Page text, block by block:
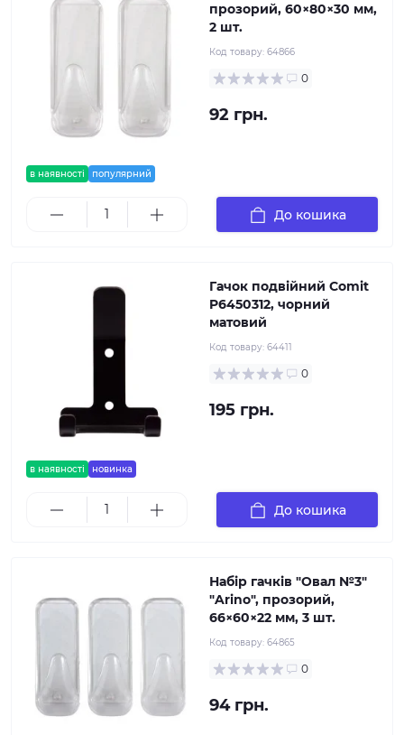
в наявності популярний
прозорий, 60×80×30 мм,
2 шт.
Код товару: 64866
0
92 грн.
До кошика
в наявності новинка
Гачок подвійний Comit
P6450312, чорний
матовий
Код товару: 64411
0
195 грн.
До кошика
Набір гачків "Овал №3"
"Arino", прозорий,
66×60×22 мм, 3 шт.
Код товару: 64865
0
94 грн.